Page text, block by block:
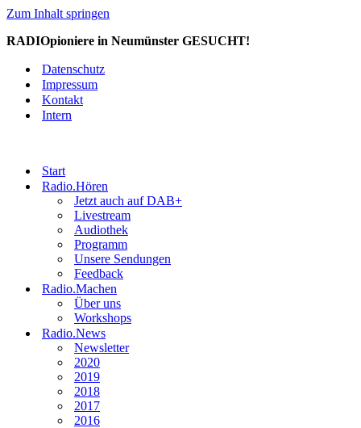
Zum Inhalt springen
RADIOpioniere in Neumünster GESUCHT!
Datenschutz
Impressum
Kontakt
Intern
Start
Radio.Hören
Jetzt auch auf DAB+
Livestream
Audiothek
Programm
Unsere Sendungen
Feedback
Radio.Machen
Über uns
Workshops
Radio.News
Newsletter
2020
2019
2018
2017
2016